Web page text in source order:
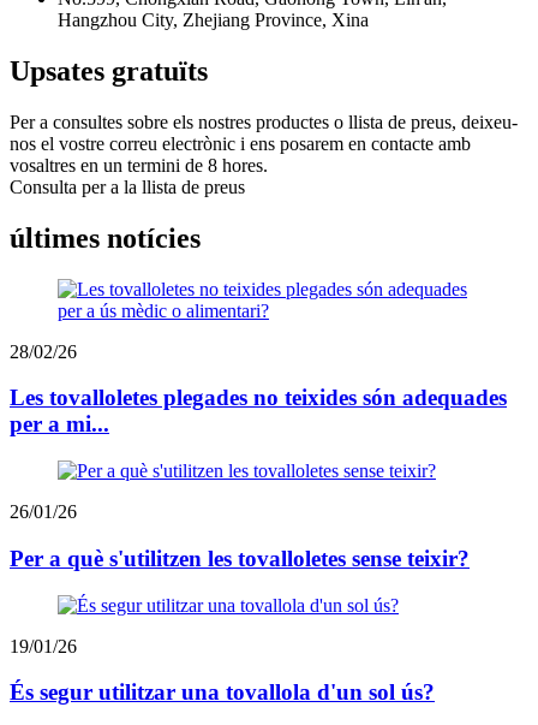
Hangzhou City, Zhejiang Province, Xina
Upsates gratuïts
Per a consultes sobre els nostres productes o llista de preus, deixeu-
nos el vostre correu electrònic i ens posarem en contacte amb
vosaltres en un termini de 8 hores.
Consulta per a la llista de preus
últimes notícies
28/02/26
Les tovalloletes plegades no teixides són adequades
per a mi...
26/01/26
Per a què s'utilitzen les tovalloletes sense teixir?
19/01/26
És segur utilitzar una tovallola d'un sol ús?